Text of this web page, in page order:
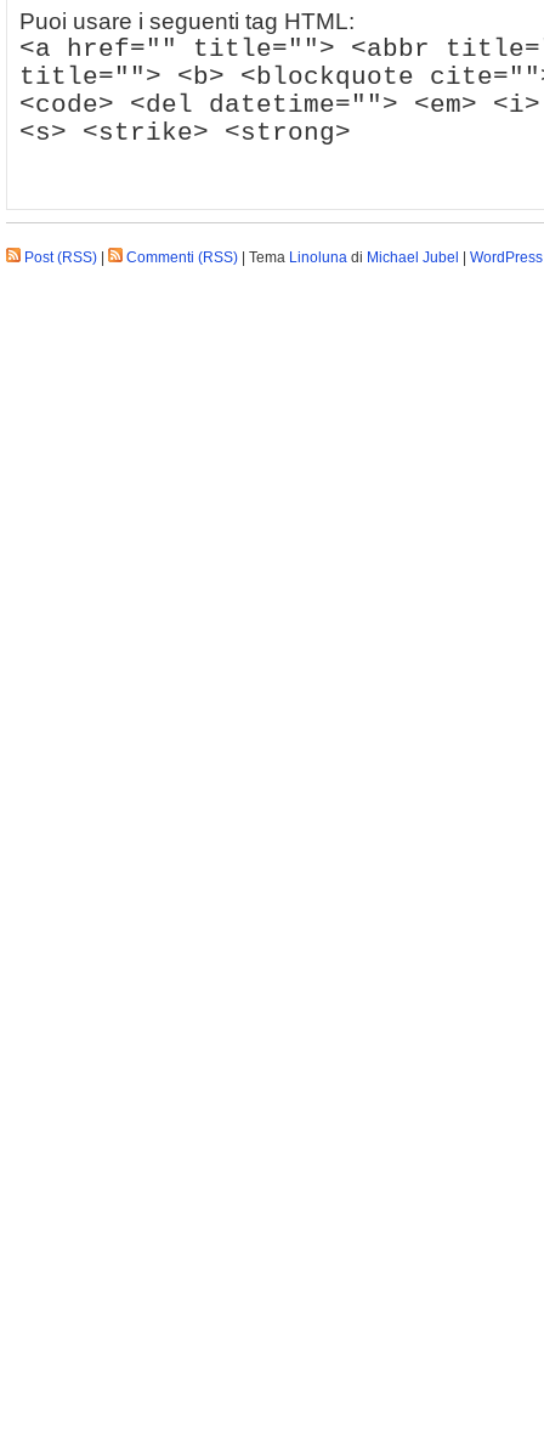
Puoi usare i seguenti tag HTML:
<a href="" title=""> <abbr
title=""> <b> <blockquote
<code> <del datetime=""> <em>
<s> <strike> <strong>
Post (RSS) Commenti (RSS) | Tema Linoluna di Michael Jubel WordPress